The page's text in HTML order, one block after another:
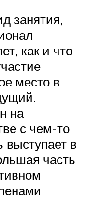
занятия,
как и что
место в
на
с чем-то
выступает в
часть